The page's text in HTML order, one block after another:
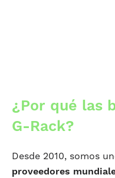
¿Por qué las
G-Rack?
Desde 2010, somos
proveedores